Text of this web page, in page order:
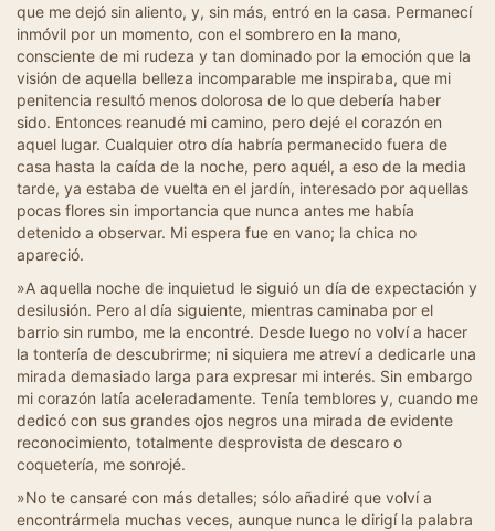
que me dejó sin aliento, y, sin más, entró en la casa. Permanecí
inmóvil por un momento, con el sombrero en la mano,
consciente de mi rudeza y tan dominado por la emoción que la
visión de aquella belleza incomparable me inspiraba, que mi
penitencia resultó menos dolorosa de lo que debería haber
sido. Entonces reanudé mi camino, pero dejé el corazón en
aquel lugar. Cualquier otro día habría permanecido fuera de
casa hasta la caída de la noche, pero aquél, a eso de la media
tarde, ya estaba de vuelta en el jardín, interesado por aquellas
pocas flores sin importancia que nunca antes me había
detenido a observar. Mi espera fue en vano; la chica no
apareció.
»A aquella noche de inquietud le siguió un día de expectación y
desilusión. Pero al día siguiente, mientras caminaba por el
barrio sin rumbo, me la encontré. Desde luego no volví a hacer
la tontería de descubrirme; ni siquiera me atreví a dedicarle una
mirada demasiado larga para expresar mi interés. Sin embargo
mi corazón latía aceleradamente. Tenía temblores y, cuando me
dedicó con sus grandes ojos negros una mirada de evidente
reconocimiento, totalmente desprovista de descaro o
coquetería, me sonrojé.
»No te cansaré con más detalles; sólo añadiré que volví a
encontrármela muchas veces, aunque nunca le dirigí la palabra